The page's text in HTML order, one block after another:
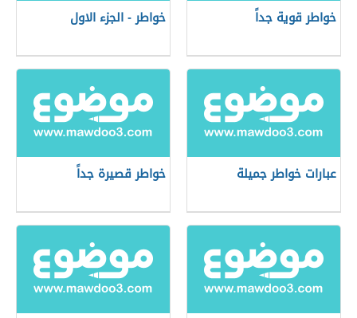
خواطر قوية جداً خواطر - الجزء الاول
عبارات خواطر جميلة خواطر قصيرة جداً